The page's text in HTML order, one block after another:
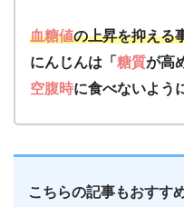
血糖値の上昇を抑える
にんじんは「 糖質が高
空腹時に食べないよう
こちらの記事もおすす